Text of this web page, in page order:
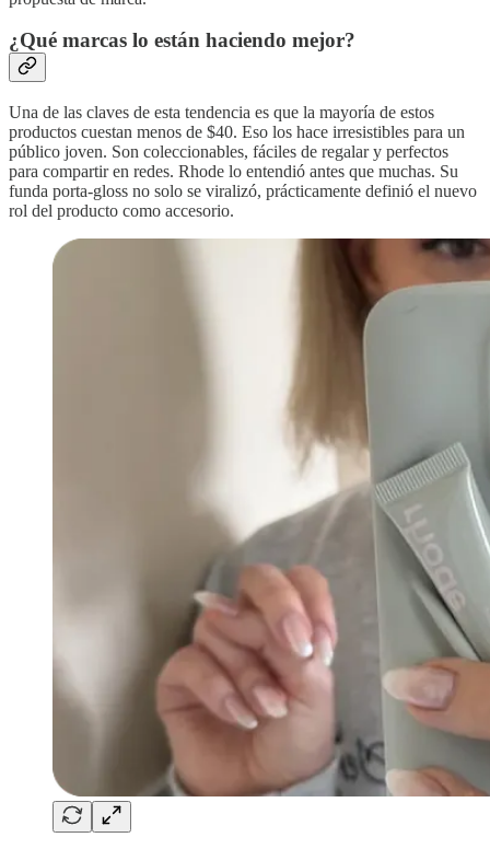
¿Qué marcas lo están haciendo mejor?
Una de las claves de esta tendencia es que la mayoría de estos
productos cuestan menos de $40. Eso los hace irresistibles para un
público joven. Son coleccionables, fáciles de regalar y perfectos
para compartir en redes. Rhode lo entendió antes que muchas. Su
funda porta-gloss no solo se viralizó, prácticamente definió el nuevo
rol del producto como accesorio.